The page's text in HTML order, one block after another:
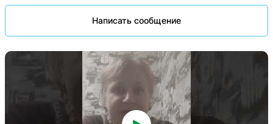
Написать сообщение